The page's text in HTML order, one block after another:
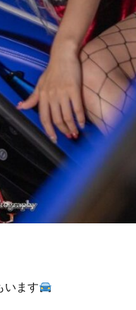
います